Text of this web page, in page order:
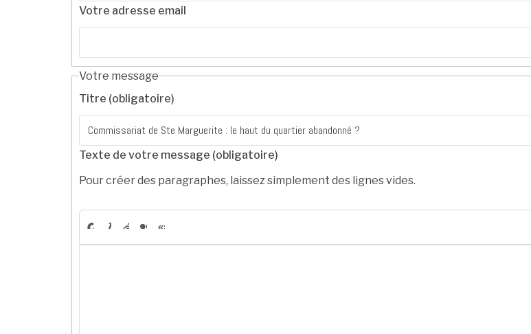
Votre adresse email
Votre message
Titre (obligatoire)
Texte de votre message (obligatoire)
Pour créer des paragraphes, laissez simplement des lignes vides.